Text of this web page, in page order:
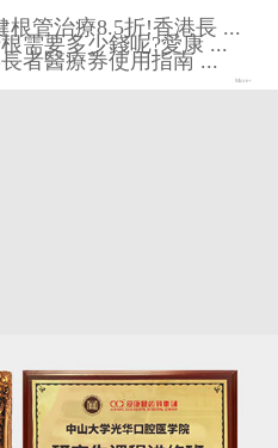
根管治療8.5折!香港長 ...
需要多少錢呢?愛康 ...
者醫療券使用指南 ...
More+